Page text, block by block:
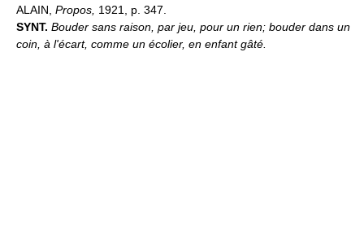
ALAIN, Propos, 1921, p. 347.
SYNT. Bouder sans raison, par jeu, pour un rien; bouder dans un
coin, à l'écart, comme un écolier, en enfant gâté.